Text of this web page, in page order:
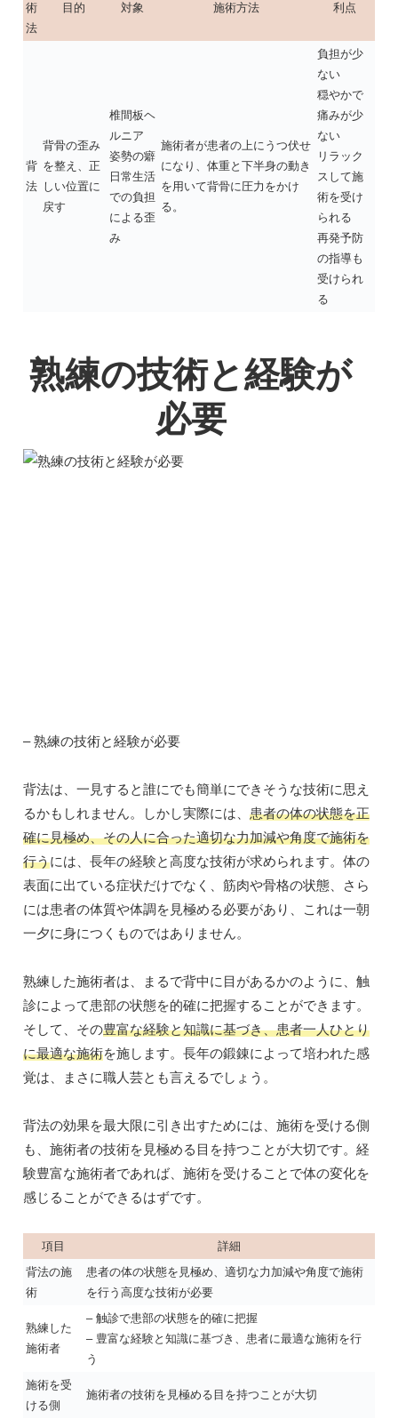
術
法
目的 対象 施術方法 利点
背
法
背骨の歪み
を整え、正
しい位置に
戻す
椎間板ヘ
ルニア
姿勢の癖
日常生活
での負担
による歪
み
施術者が患者の上にうつ伏せ
になり、体重と下半身の動き
を用いて背骨に圧力をかけ
る。
負担が少
ない
穏やかで
痛みが少
ない
リラック
スして施
術を受け
られる
再発予防
の指導も
受けられ
る
熟練の技術と経験が
必要
– 熟練の技術と経験が必要
背法は、一見すると誰にでも簡単にできそうな技術に思え
るかもしれません。しかし実際には、 患者の体の状態を正
確に見極め、その人に合った適切な力加減や角度で施術を
行うには、長年の経験と高度な技術が求められます。体の
表面に出ている症状だけでなく、筋肉や骨格の状態、さら
には患者の体質や体調を見極める必要があり、これは一朝
一夕に身につくものではありません。
熟練した施術者は、まるで背中に目があるかのように、触
診によって患部の状態を的確に把握することができます。
そして、その豊富な経験と知識に基づき、患者一人ひとり
に最適な施術を施します。長年の鍛錬によって培われた感
覚は、まさに職人芸とも言えるでしょう。
背法の効果を最大限に引き出すためには、施術を受ける側
も、施術者の技術を見極める目を持つことが大切です。経
験豊富な施術者であれば、施術を受けることで体の変化を
感じることができるはずです。
項目
詳細
背法の施
術
患者の体の状態を見極め、適切な力加減や角度で施術
を行う高度な技術が必要
熟練した
施術者
– 触診で患部の状態を的確に把握
– 豊富な経験と知識に基づき、患者に最適な施術を行
う
施術を受
ける側
施術者の技術を見極める目を持つことが大切